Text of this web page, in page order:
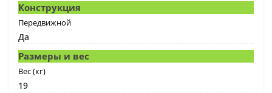
Конструкция
Передвижной
Да
Размеры и вес
Вес (кг)
19